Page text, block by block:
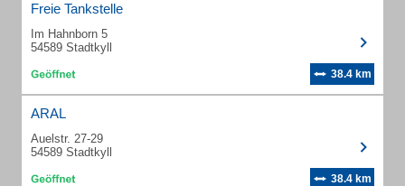
Freie Tankstelle
Im Hahnborn 5
54589 Stadtkyll
38.4 km
ARAL
Auelstr. 27-29
54589 Stadtkyll
38.4 km